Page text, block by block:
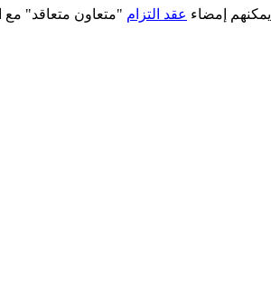
يمكنهم إمضاء عقد التزام "متعاون متعاقد" مع